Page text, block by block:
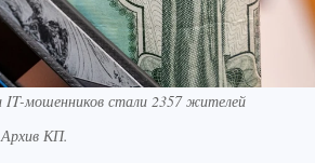
мошенников стали 2357 жителей
КП.